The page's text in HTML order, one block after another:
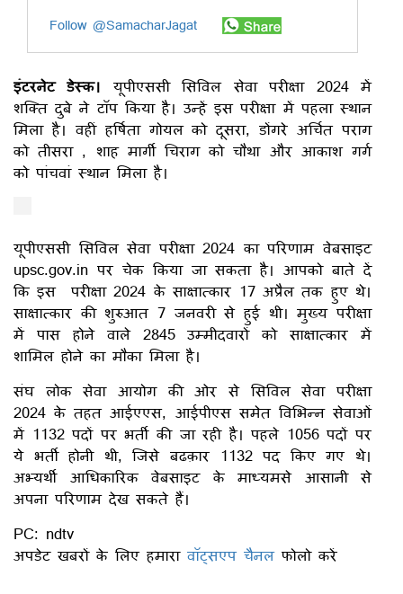
Follow @SamacharJagat
इंटरनेट डेस्क। यूपीएससी सिविल सेवा परीक्षा 2024 में
शक्ति दुबे ने टॉप किया है। उन्हें इस परीक्षा में पहला स्थान
मिला है। वहीं हर्षिता गोयल को दूसरा, डोंगरे अर्चित पराग
को तीसरा , शाह मार्गी चिराग को चौथा और आकाश गर्ग
को पांचवां स्थान मिला है।
यूपीएससी सिविल सेवा परीक्षा 2024 का परिणाम वेबसाइट
upsc.gov.in पर चेक किया जा सकता है। आपको बाते दें
कि इस परीक्षा 2024 के साक्षात्कार 17 अप्रैल तक हुए थे।
साक्षात्कार की शुरुआत 7 जनवरी से हुई थी। मुख्य परीक्षा
में पास होने वाले 2845 उम्मीदवारों को साक्षात्कार में
शामिल होने का मौका मिला है।
संघ लोक सेवा आयोग की ओर से सिविल सेवा परीक्षा
2024 के तहत आईएएस, आईपीएस समेत विभिन्न सेवाओं
में 1132 पदों पर भर्ती की जा रही है। पहले 1056 पदों पर
ये भर्ती होनी थी, जिसे बढक़ार 1132 पद किए गए थे।
अभ्यर्थी आधिकारिक वेबसाइट के माध्यमसे आसानी से
अपना परिणाम देख सकते हैं।
PC: ndtv
अपडेट खबरों के लिए हमारा वॉट्सएप चैनल फोलो करें